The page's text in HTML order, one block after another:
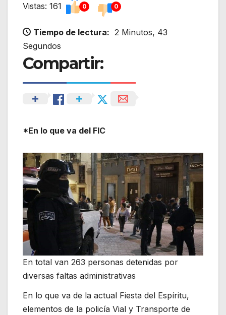
Vistas: 161 0 0
Tiempo de lectura: 2 Minutos, 43
Segundos
Compartir:
*En lo que va del FIC
En total van 263 personas detenidas por
diversas faltas administrativas
En lo que va de la actual Fiesta del Espíritu,
elementos de la policía Vial y Transporte de